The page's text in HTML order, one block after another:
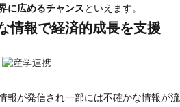
に広めるチャンスといえます。
情報で経済的成長を支援
報が発信され一部には不確かな情報が流